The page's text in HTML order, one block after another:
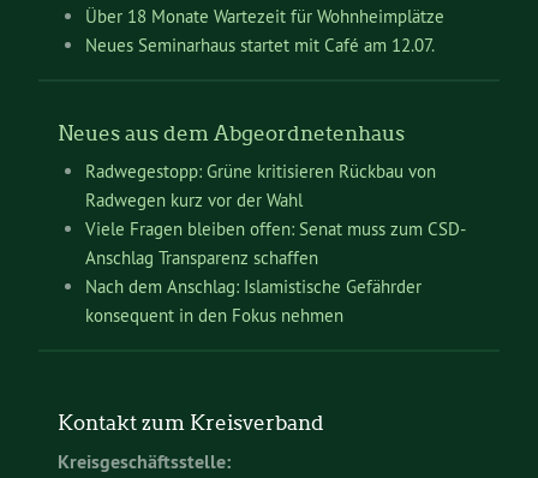
Über 18 Monate Wartezeit für Wohnheimplätze
Neues Seminarhaus startet mit Café am 12.07.
Neues aus dem Abgeordnetenhaus
Radwegestopp: Grüne kritisieren Rückbau von
Radwegen kurz vor der Wahl
Viele Fragen bleiben offen: Senat muss zum CSD-
Anschlag Transparenz schaffen
Nach dem Anschlag: Islamistische Gefährder
konsequent in den Fokus nehmen
Kontakt zum Kreisverband
Kreisgeschäftsstelle: